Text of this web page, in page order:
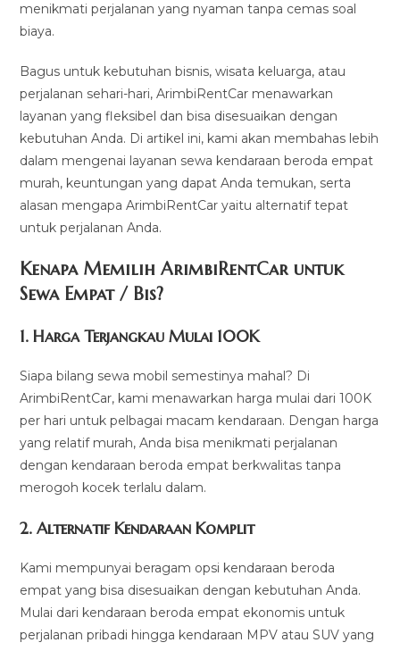
menikmati perjalanan yang nyaman tanpa cemas soal
biaya.
Bagus untuk kebutuhan bisnis, wisata keluarga, atau
perjalanan sehari-hari, ArimbiRentCar menawarkan
layanan yang fleksibel dan bisa disesuaikan dengan
kebutuhan Anda. Di artikel ini, kami akan membahas lebih
dalam mengenai layanan sewa kendaraan beroda empat
murah, keuntungan yang dapat Anda temukan, serta
alasan mengapa ArimbiRentCar yaitu alternatif tepat
untuk perjalanan Anda.
Kenapa Memilih ArimbiRentCar untuk
Sewa Empat / Bis?
1.Harga Terjangkau Mulai 100K
Siapa bilang sewa mobil semestinya mahal? Di
ArimbiRentCar, kami menawarkan harga mulai dari 100K
per hari untuk pelbagai macam kendaraan. Dengan harga
yang relatif murah, Anda bisa menikmati perjalanan
dengan kendaraan beroda empat berkwalitas tanpa
merogoh kocek terlalu dalam.
2. Alternatif Kendaraan Komplit
Kami mempunyai beragam opsi kendaraan beroda
empat yang bisa disesuaikan dengan kebutuhan Anda.
Mulai dari kendaraan beroda empat ekonomis untuk
perjalanan pribadi hingga kendaraan MPV atau SUV yang